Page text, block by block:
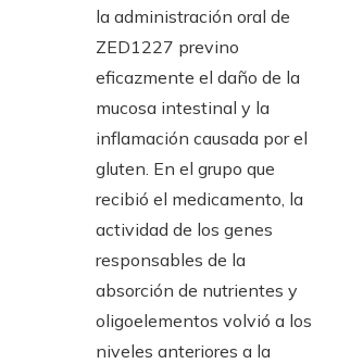
la administración oral de
ZED1227 previno
eficazmente el daño de la
mucosa intestinal y la
inflamación causada por el
gluten. En el grupo que
recibió el medicamento, la
actividad de los genes
responsables de la
absorción de nutrientes y
oligoelementos volvió a los
niveles anteriores a la